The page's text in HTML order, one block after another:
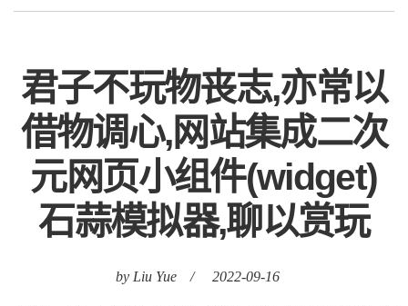
君子不玩物丧志,亦常以
借物调心,网站集成二次
元网页小组件(widget)
石蒜模拟器,聊以赏玩
by Liu Yue / 2022-09-16